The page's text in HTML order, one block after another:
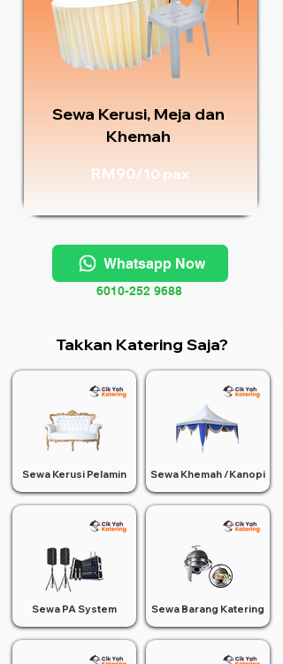
Sewa Kerusi, Meja dan
Khemah
RM90/10 pax
Whatsapp Now
6010-252 9688
Takkan Katering Saja?
Sewa Kerusi Pelamin
Sewa PA System
Sewa Khemah /Kanopi
Sewa Barang Katering